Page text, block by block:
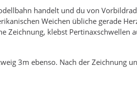
handelt und du von
Weichen übliche gerade
Zeichnung, klebst
3m ebenso. Nach der Zeichnung